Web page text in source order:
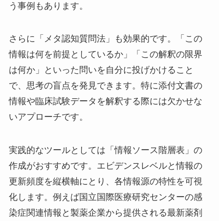
う事例もあります。
さらに「メタ認知質問法」も効果的です。「この
情報は何を前提としているか」「この解釈の限界
は何か」といった問いを自分に投げかけること
で、思考の盲点を発見できます。特に添付文書の
情報や臨床試験データを解釈する際には欠かせな
いアプローチです。
実践的なツールとしては「情報ソース階層表」の
作成がおすすめです。エビデンスレベルと情報の
更新頻度を縦横軸にとり、各情報源の特性を可視
化します。例えば国立国際医療研究センターの感
染症関連情報と製薬企業から提供される最新薬剤